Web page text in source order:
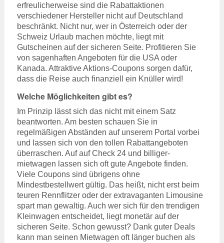
erfreulicherweise sind die Rabattaktionen
verschiedener Hersteller nicht auf Deutschland
beschränkt. Nicht nur, wer in Österreich oder der
Schweiz Urlaub machen möchte, liegt mit
Gutscheinen auf der sicheren Seite. Profitieren Sie
von sagenhaften Angeboten für die USA oder
Kanada. Attraktive Aktions-Coupons sorgen dafür,
dass die Reise auch finanziell ein Knüller wird!
Welche Möglichkeiten gibt es?
Im Prinzip lässt sich das nicht mit einem Satz
beantworten. Am besten schauen Sie in
regelmäßigen Abständen auf unserem Portal vorbei
und lassen sich von den tollen Rabattangeboten
überraschen. Auf auf Check 24 und billiger-
mietwagen lassen sich oft gute Angebote finden.
Viele Coupons sind übrigens ohne
Mindestbestellwert gültig. Das heißt, nicht erst beim
teuren Rennflitzer oder der extravaganten Limousine
spart man gewaltig. Auch wer sich für den trendigen
Kleinwagen entscheidet, liegt monetär auf der
sicheren Seite. Schon gewusst? Dank guter Deals
kann man seinen Mietwagen oft länger buchen als